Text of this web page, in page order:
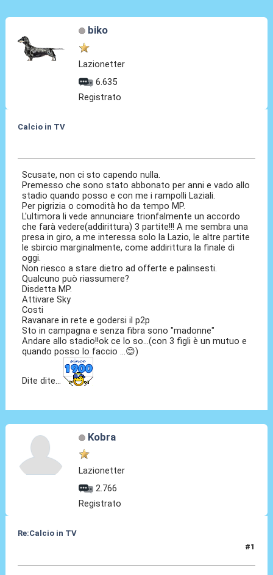
biko
Lazionetter
6.635
Registrato
Calcio in TV
Scusate, non ci sto capendo nulla.
Premesso che sono stato abbonato per anni e vado allo
stadio quando posso e con me i rampolli Laziali.
Per pigrizia o comodità ho da tempo MP.
L'ultimora li vede annunciare trionfalmente un accordo
che farà vedere(addirittura) 3 partite!!! A me sembra una
presa in giro, a me interessa solo la Lazio, le altre partite
le sbircio marginalmente, come addirittura la finale di
oggi.
Non riesco a stare dietro ad offerte e palinsesti.
Qualcuno può riassumere?
Disdetta MP.
Attivare Sky
Costi
Ravanare in rete e godersi il p2p
Sto in campagna e senza fibra sono "madonne"
Andare allo stadio!!ok ce lo so...(con 3 figli è un mutuo e
quando posso lo faccio ...😊)
Dite dite...
Kobra
Lazionetter
2.766
Registrato
Re:Calcio in TV
#1